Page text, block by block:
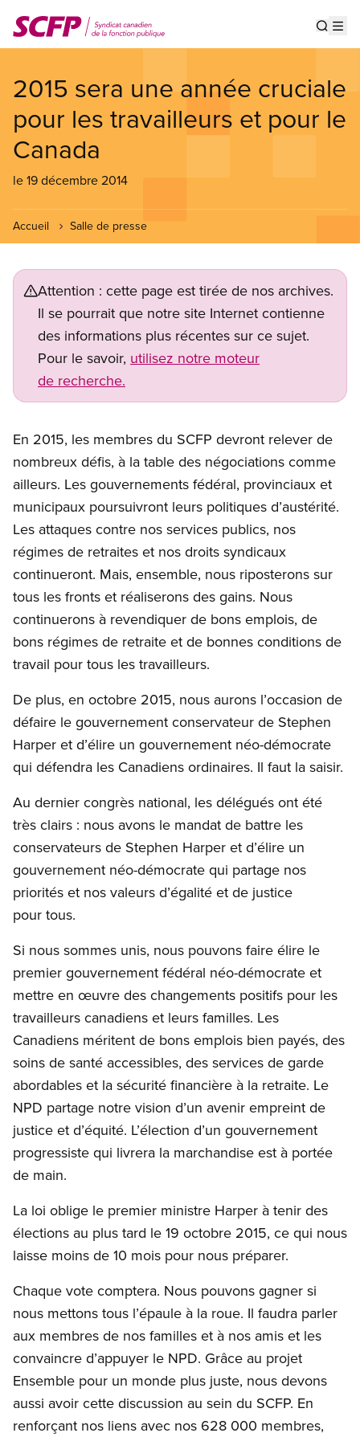
au
contenu
2015 sera une année cruciale
pour les travailleurs et pour le
Canada
le 19 décembre 2014
Accueil Salle de presse
Attention : cette page est tirée de nos archives.
Il se pourrait que notre site Internet contienne
des informations plus récentes sur ce sujet.
Pour le savoir, utilisez notre moteur
de recherche.
En 2015, les membres du SCFP devront relever de
nombreux défis, à la table des négociations comme
ailleurs. Les gouvernements fédéral, provinciaux et
municipaux poursuivront leurs politiques d’austérité.
Les attaques contre nos services publics, nos
régimes de retraites et nos droits syndicaux
continueront. Mais, ensemble, nous riposterons sur
tous les fronts et réaliserons des gains. Nous
continuerons à revendiquer de bons emplois, de
bons régimes de retraite et de bonnes conditions de
travail pour tous les travailleurs.
De plus, en octobre 2015, nous aurons l’occasion de
défaire le gouvernement conservateur de Stephen
Harper et d’élire un gouvernement néo-démocrate
qui défendra les Canadiens ordinaires. Il faut la saisir.
Au dernier congrès national, les délégués ont été
très clairs : nous avons le mandat de battre les
conservateurs de Stephen Harper et d’élire un
gouvernement néo-démocrate qui partage nos
priorités et nos valeurs d’égalité et de justice
pour tous.
Si nous sommes unis, nous pouvons faire élire le
premier gouvernement fédéral néo-démocrate et
mettre en œuvre des changements positifs pour les
travailleurs canadiens et leurs familles. Les
Canadiens méritent de bons emplois bien payés, des
soins de santé accessibles, des services de garde
abordables et la sécurité financière à la retraite. Le
NPD partage notre vision d’un avenir empreint de
justice et d’équité. L’élection d’un gouvernement
progressiste qui livrera la marchandise est à portée
de main.
La loi oblige le premier ministre Harper à tenir des
élections au plus tard le 19 octobre 2015, ce qui nous
laisse moins de 10 mois pour nous préparer.
Chaque vote comptera. Nous pouvons gagner si
nous mettons tous l’épaule à la roue. Il faudra parler
aux membres de nos familles et à nos amis et les
convaincre d’appuyer le NPD. Grâce au projet
Ensemble pour un monde plus juste, nous devons
aussi avoir cette discussion au sein du SCFP. En
renforçant nos liens avec nos 628 000 membres,